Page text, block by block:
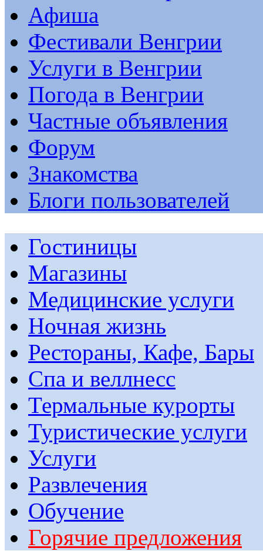
Афиша
Фестивали Венгрии
Услуги в Венгрии
Погода в Венгрии
Частные объявления
Форум
Знакомства
Блоги пользователей
Гостиницы
Магазины
Медицинские услуги
Ночная жизнь
Рестораны, Кафе, Бары
Спа и веллнесс
Термальные курорты
Туристические услуги
Услуги
Развлечения
Обучение
Горячие предложения